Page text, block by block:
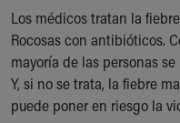
New Parents
Find a Pediatrics
Find a Pediatrician
MyChart
Make an
Los médicos tratan la
Rocosas con antibióticos.
mayoría de las personas
Y, si no se trata, la fiebre
puede poner en riesgo la